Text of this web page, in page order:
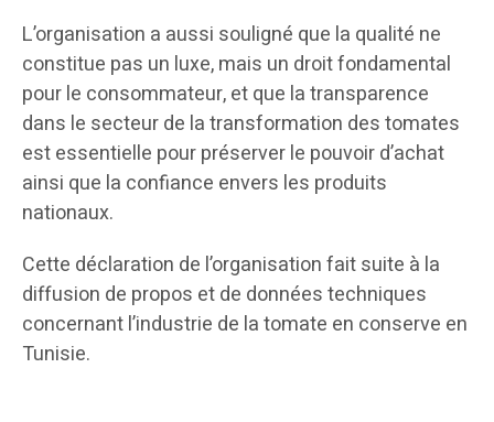
L’organisation a aussi souligné que la qualité ne
constitue pas un luxe, mais un droit fondamental
pour le consommateur, et que la transparence
dans le secteur de la transformation des tomates
est essentielle pour préserver le pouvoir d’achat
ainsi que la confiance envers les produits
nationaux.
Cette déclaration de l’organisation fait suite à la
diffusion de propos et de données techniques
concernant l’industrie de la tomate en conserve en
Tunisie.